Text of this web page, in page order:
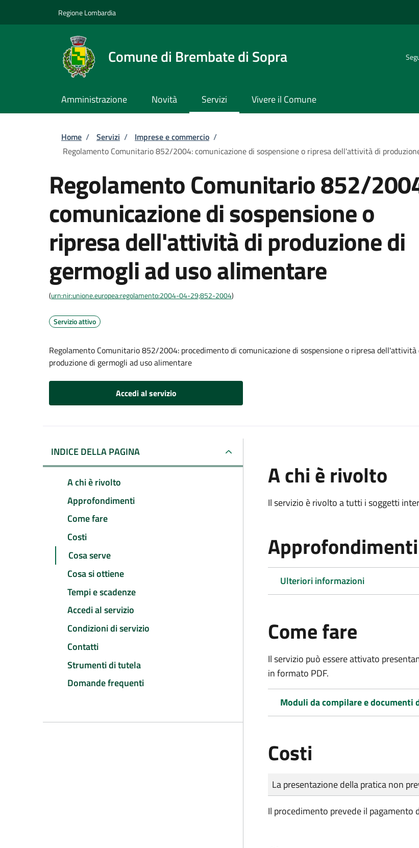
Regione Lombardia
Comune di Brembate di Sopra
Amministrazione Novità Servizi Vivere il Comune
Briciole di pane
Home / Servizi / Imprese e commercio /
Regolamento Comunitario 852/2004: comunicazione di sospensione o ripresa dell'attività di
Regolamento Comunitario 852/
comunicazione di sospensione o
ripresa dell'attività di produzione di
germogli ad uso alimentare
(urn:nir:unione.europea:regolamento:2004-04-29;852-2004)
Servizio attivo
Regolamento Comunitario 852/2004: procedimento di comunicazione di sospensione o ripresa dell'attività
produzione di germogli ad uso alimentare
Accedi al servizio
INDICE DELLA PAGINA
A chi è rivolto
Approfondimenti
Come fare
Costi
Cosa serve
Cosa si ottiene
Tempi e scadenze
Accedi al servizio
Condizioni di servizio
Contatti
Strumenti di tutela
Domande frequenti
A chi è rivolto
Il servizio è rivolto a tutti i soggetti
Approfondimenti
Ulteriori informazioni
Come fare
Il servizio può essere attivato
in formato PDF.
Moduli da compilare e documenti
Costi
Tipo di pagamento
Importo
La presentazione della pratica non
Il procedimento prevede il